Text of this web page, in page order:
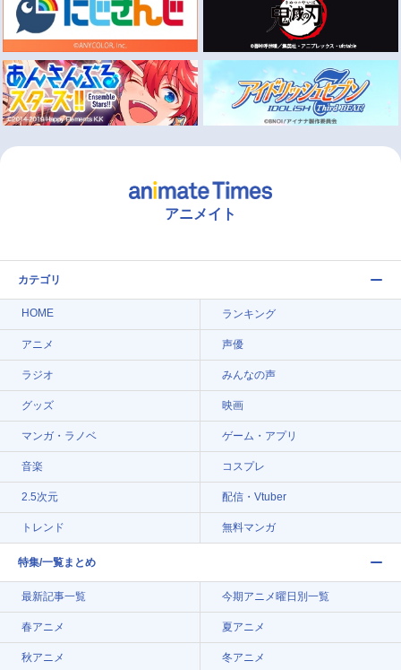
アニメイト
カテゴリ
HOME ランキング
アニメ 声優
ラジオ みんなの声
グッズ 映画
マンガ・ラノベ ゲーム・アプリ
音楽 コスプレ
2.5次元 配信・Vtuber
トレンド 無料マンガ
特集/一覧まとめ
最新記事一覧 今期アニメ曜日別一覧
春アニメ 夏アニメ
秋アニメ 冬アニメ